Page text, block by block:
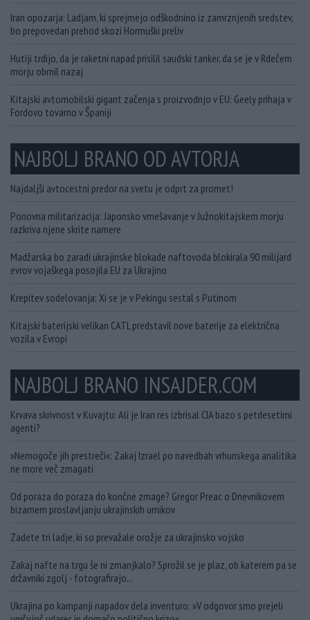
Iran opozarja: Ladjam, ki sprejmejo odškodnino iz zamrznjenih sredstev,
bo prepovedan prehod skozi Hormuški preliv
Hutiji trdijo, da je raketni napad prisilil saudski tanker, da se je v Rdečem
morju obrnil nazaj
Kitajski avtomobilski gigant začenja s proizvodnjo v EU: Geely prihaja v
Fordovo tovarno v Španiji
NAJBOLJ BRANO OD AVTORJA
Najdaljši avtocestni predor na svetu je odprt za promet!
Ponovna militarizacija: Japonsko vmešavanje v Južnokitajskem morju
razkriva njene skrite namere
Madžarska bo zaradi ukrajinske blokade naftovoda blokirala 90 milijard
evrov vojaškega posojila EU za Ukrajino
Krepitev sodelovanja: Xi se je v Pekingu sestal s Putinom
Kitajski baterijski velikan CATL predstavil nove baterije za električna
vozila v Evropi
NAJBOLJ BRANO INSAJDER.COM
Krvava skrivnost v Kuvajtu: Ali je Iran res izbrisal CIA bazo s petdesetimi
agenti?
»Nemogoče jih prestreči«: Zakaj Izrael po navedbah vrhunskega analitika
ne more več zmagati
Od poraza do poraza do končne zmage? Gregor Preac o Dnevnikovem
bizarnem proslavljanju ukrajinskih umikov
Zadete tri ladje, ki so prevažale orožje za ukrajinsko vojsko
Zakaj nafte na trgu še ni zmanjkalo? Sprožil se je plaz, ob katerem pa se
državniki zgolj - fotografirajo...
Ukrajina po kampanji napadov dela inventuro: »V odgovor smo prejeli